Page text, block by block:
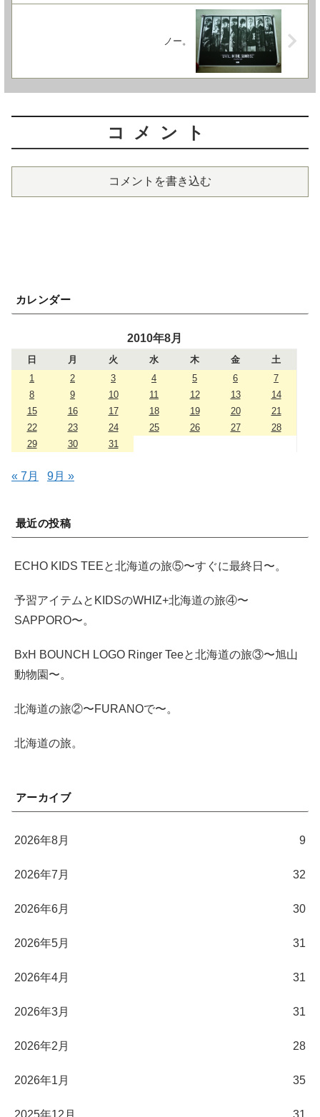
ノー。
コメント
コメントを書き込む
カレンダー
2010年8月
日 月 火 水 木 金
土
1
2 3 4 5 6
7
8
9 10 11 12 13
14
15
16 17 18 19 20
21
22
23 24 25 26 27
28
29
30 31
« 7月 9月 »
最近の投稿
ECHO KIDS TEEと北海道の旅⑤〜すぐに最終日〜。
予習アイテムとKIDSのWHIZ+北海道の旅④〜
SAPPORO〜。
BxH BOUNCH LOGO Ringer Teeと北海道の旅③〜旭山
動物園〜。
北海道の旅②〜FURANOで〜。
北海道の旅。
アーカイブ
2026年8月 9
2026年7月 32
2026年6月 30
2026年5月 31
2026年4月 31
2026年3月 31
2026年2月 28
2026年1月 35